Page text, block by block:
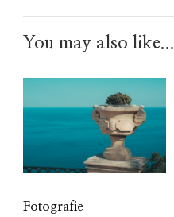
You may also like...
Fotografie